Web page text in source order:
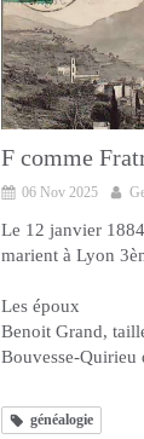
F comme
06 Nov 2025
Le 12 janvier
marient à Lyon
Les époux
Benoit Grand,
Bouvesse-Quirieu
généalogie